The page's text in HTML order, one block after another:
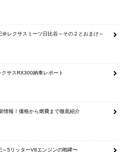
＠レクサスミーツ日比谷～その２とおまけ～
サスRX300納車レポート
情報！価格から燃費まで徹底紹介
～5リッターV8エンジンの咆哮〜